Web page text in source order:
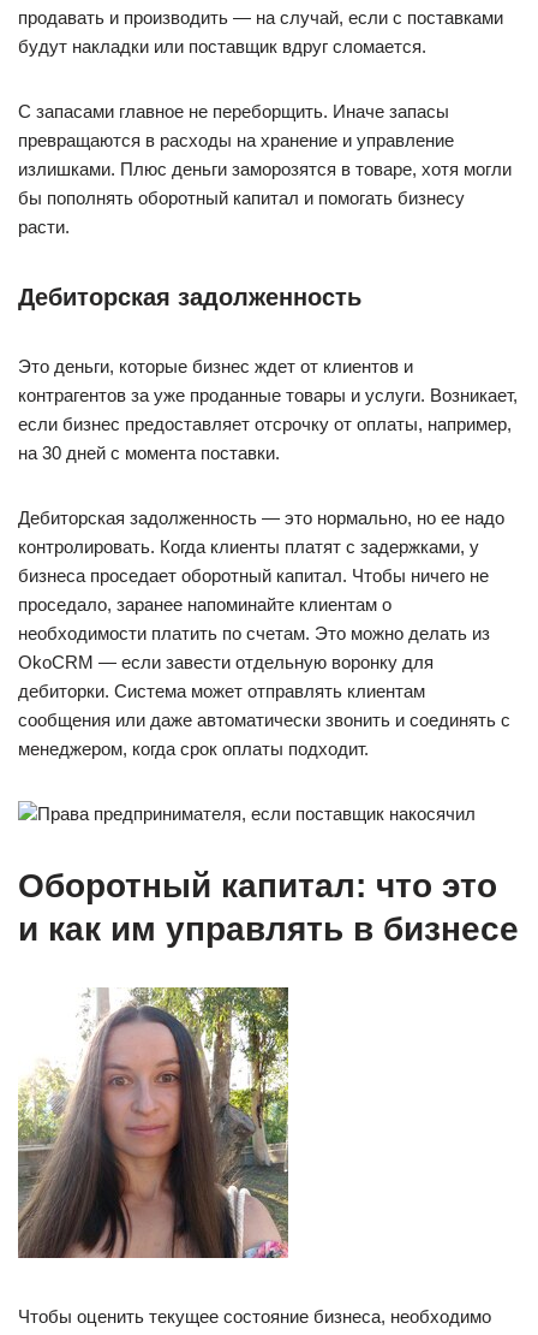
продавать и производить — на случай, если с поставками
будут накладки или поставщик вдруг сломается.
С запасами главное не переборщить. Иначе запасы
превращаются в расходы на хранение и управление
излишками. Плюс деньги заморозятся в товаре, хотя могли
бы пополнять оборотный капитал и помогать бизнесу
расти.
Дебиторская задолженность
Это деньги, которые бизнес ждет от клиентов и
контрагентов за уже проданные товары и услуги. Возникает,
если бизнес предоставляет отсрочку от оплаты, например,
на 30 дней с момента поставки.
Дебиторская задолженность — это нормально, но ее надо
контролировать. Когда клиенты платят с задержками, у
бизнеса проседает оборотный капитал. Чтобы ничего не
проседало, заранее напоминайте клиентам о
необходимости платить по счетам. Это можно делать из
OkoCRM — если завести отдельную воронку для
дебиторки. Система может отправлять клиентам
сообщения или даже автоматически звонить и соединять с
менеджером, когда срок оплаты подходит.
Права предпринимателя, если поставщик накосячил
Оборотный капитал: что это
и как им управлять в бизнесе
Чтобы оценить текущее состояние бизнеса, необходимо